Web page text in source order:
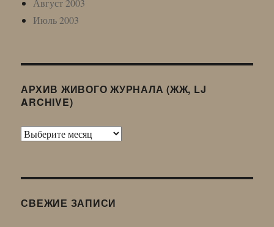
Август 2003
Июль 2003
АРХИВ ЖИВОГО ЖУРНАЛА (ЖЖ, LJ
ARCHIVE)
Архив
LJ
СВЕЖИЕ ЗАПИСИ